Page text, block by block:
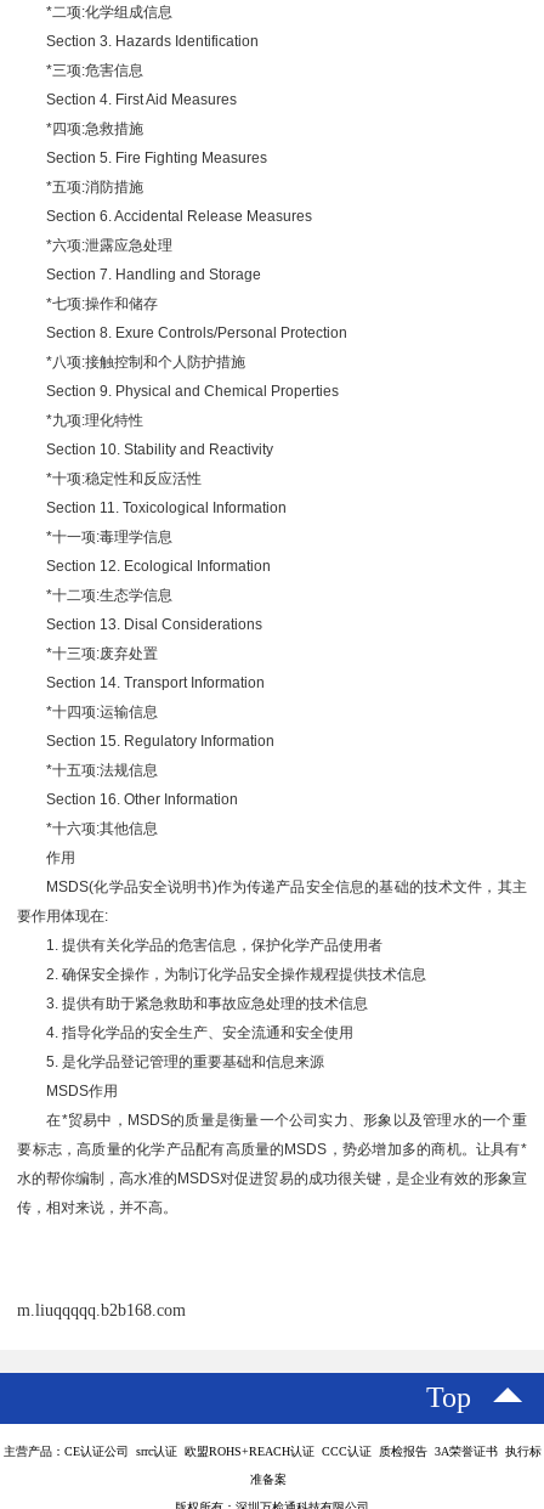
*二项:化学组成信息
Section 3. Hazards Identification
*三项:危害信息
Section 4. First Aid Measures
*四项:急救措施
Section 5. Fire Fighting Measures
*五项:消防措施
Section 6. Accidental Release Measures
*六项:泄露应急处理
Section 7. Handling and Storage
*七项:操作和储存
Section 8. Exure Controls/Personal Protection
*八项:接触控制和个人防护措施
Section 9. Physical and Chemical Properties
*九项:理化特性
Section 10. Stability and Reactivity
*十项:稳定性和反应活性
Section 11. Toxicological Information
*十一项:毒理学信息
Section 12. Ecological Information
*十二项:生态学信息
Section 13. Disal Considerations
*十三项:废弃处置
Section 14. Transport Information
*十四项:运输信息
Section 15. Regulatory Information
*十五项:法规信息
Section 16. Other Information
*十六项:其他信息
作用
MSDS(化学品安全说明书)作为传递产品安全信息的基础的技术文件，其主
要作用体现在:
1. 提供有关化学品的危害信息，保护化学产品使用者
2. 确保安全操作，为制订化学品安全操作规程提供技术信息
3. 提供有助于紧急救助和事故应急处理的技术信息
4. 指导化学品的安全生产、安全流通和安全使用
5. 是化学品登记管理的重要基础和信息来源
MSDS作用
在*贸易中，MSDS的质量是衡量一个公司实力、形象以及管理水的一个重
要标志，高质量的化学产品配有高质量的MSDS，势必增加多的商机。让具有*
水的帮你编制，高水准的MSDS对促进贸易的成功很关键，是企业有效的形象宣
传，相对来说，并不高。
m.liuqqqqq.b2b168.com
Top
主营产品：CE认证公司 srrc认证 欧盟ROHS+REACH认证 CCC认证 质检报告 3A荣誉证书 执行标
准备案